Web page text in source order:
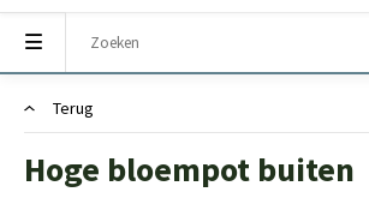
Terug
Hoge bloempot buiten